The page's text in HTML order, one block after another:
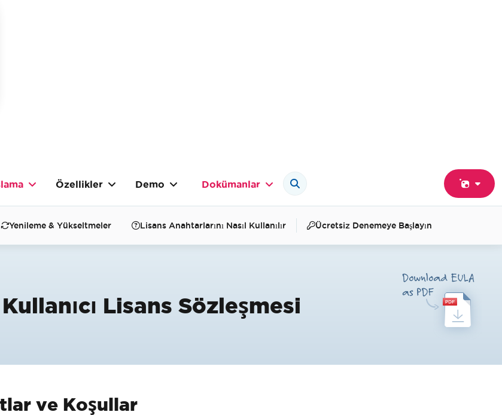
Özellikler Demo Dokümanlar
Yenileme & Yükseltmeler Lisans Anahtarlarını Nasıl Kullanılır Ücretsiz Denemeye Başlayın
Lisans Sözleşmesi
ve Koşullar